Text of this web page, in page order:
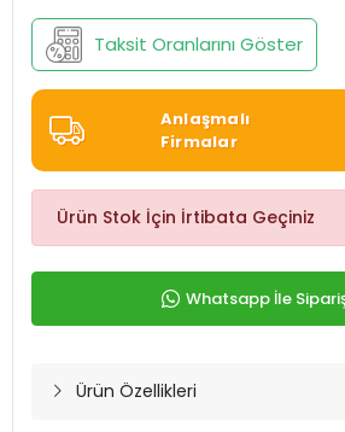
Taksit Oranlarını Göster
Anlaşmalı
Firmalar
Ürün Stok İçin İrtibata Geçiniz
Whatsapp İle
Ürün Özellikleri